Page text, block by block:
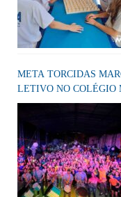
META TORCIDAS
LETIVO NO COLÉGIO